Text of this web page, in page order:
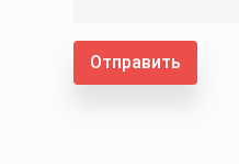
Отправить